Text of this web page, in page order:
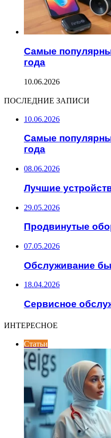
Самые
года
10.06.2026
ПОСЛЕДНИЕ ЗАПИСИ
10.06.2026
Самые
года
08.06.2026
Лучшие
29.05.2026
Продвинутые
07.05.2026
Обслуживание
18.04.2026
Сервисное
ИНТЕРЕСНОЕ
Статьи